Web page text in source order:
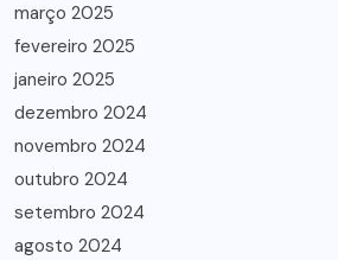
março 2025
fevereiro 2025
janeiro 2025
dezembro 2024
novembro 2024
outubro 2024
setembro 2024
agosto 2024